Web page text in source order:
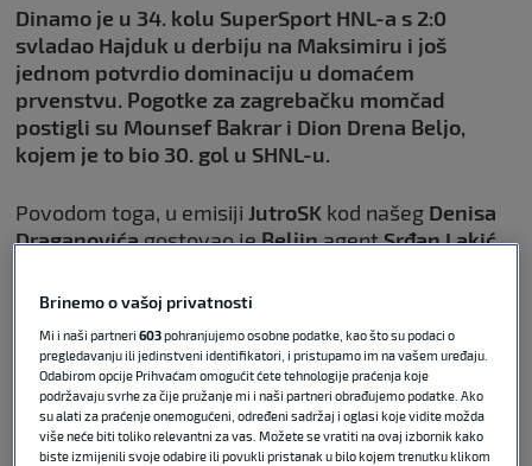
Dinamo je u 34. kolu SuperSport HNL-a s 2:0
svladao Hajduk u derbiju na Maksimiru i još
jednom potvrdio dominaciju u domaćem
prvenstvu. Pogotke za zagrebačku momčad
postigli su Mounsef Bakrar i Dion Drena Beljo,
kojem je to bio 30. gol u SHNL-u.
Povodom toga, u emisiji JutroSK kod našeg Denisa
Draganovićagostovao jeBeljinagentSrđan Lakić.
jučerašnjem derbiju, o odličnim igrama Belje, ali i o
eventualnog Beljinog poziva uhrvatsku
reprezentacijuzaSvjetsko prvenstvo.
Brinemo o vašoj privatnosti
Mi i naši partneri603pohranjujemo osobne podatke, kao što su podaci o
pregledavanju ili jedinstveni identifikatori, i pristupamo im na vašem uređaju.
Odabirom opcije Prihvaćam omogućit ćete tehnologije praćenja koje
podržavaju svrhe za čije pružanje mi i naši partneri obrađujemo podatke. Ako
su alati za praćenje onemogućeni, određeni sadržaj i oglasi koje vidite možda
više neće biti toliko relevantni za vas. Možete se vratiti na ovaj izbornik kako
biste izmijenili svoje odabire ili povukli pristanak u bilo kojem trenutku klikom